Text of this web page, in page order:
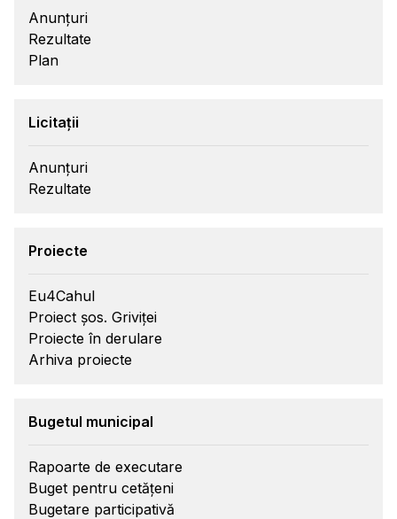
Anunțuri
Rezultate
Plan
Licitații
Anunțuri
Rezultate
Proiecte
Eu4Cahul
Proiect șos. Griviței
Proiecte în derulare
Arhiva proiecte
Bugetul municipal
Rapoarte de executare
Buget pentru cetățeni
Bugetare participativă